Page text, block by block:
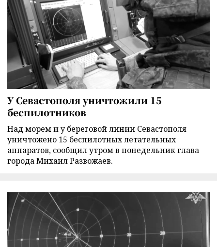
У Севастополя уничтожили 15
беспилотников
Над морем и у береговой линии Севастополя
уничтожено 15 беспилотных летательных
аппаратов, сообщил утром в понедельник глава
города Михаил Развожаев.